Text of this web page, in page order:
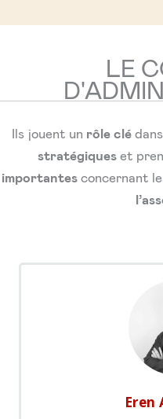
LE
Ils jouent un rôle clé
stratégiqueset
importantesconcernant
Eren